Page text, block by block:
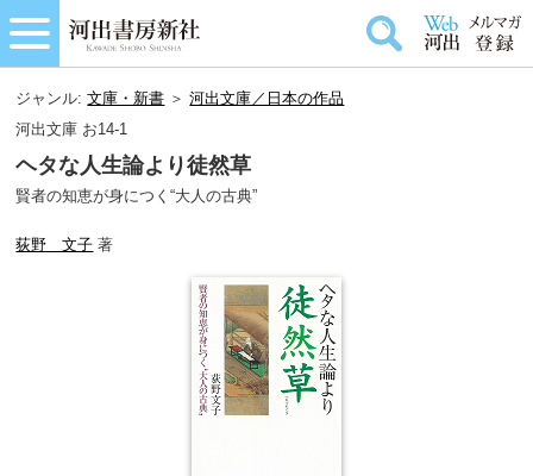
ジャンル:文庫・新書 ＞河出文庫／日本の作品
河出文庫 お14-1
ヘタな人生論より徒然草
賢者の知恵が身につく“大人の古典”
荻野 文子 著